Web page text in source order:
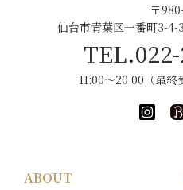
〒
仙台市青葉区一番町3-
11:00～20:00（最
ABOUT